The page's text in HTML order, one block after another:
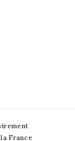
France